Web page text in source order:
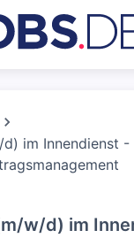
im Innendienst -
w/d) im